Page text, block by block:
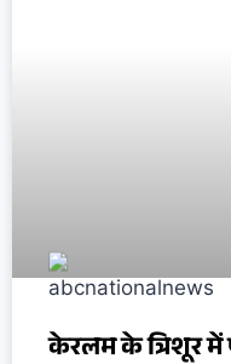
केरलम के त्रिशूर में